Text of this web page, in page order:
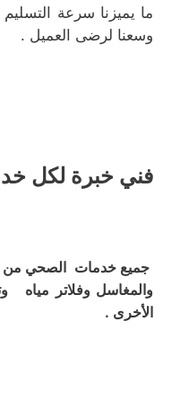
ما يميزنا سرعة
وسعنا لرضى العميل .
فني خبرة لكل
جميع خدمات الصحي من
والمغاسل وفلاتر
الأخرى .